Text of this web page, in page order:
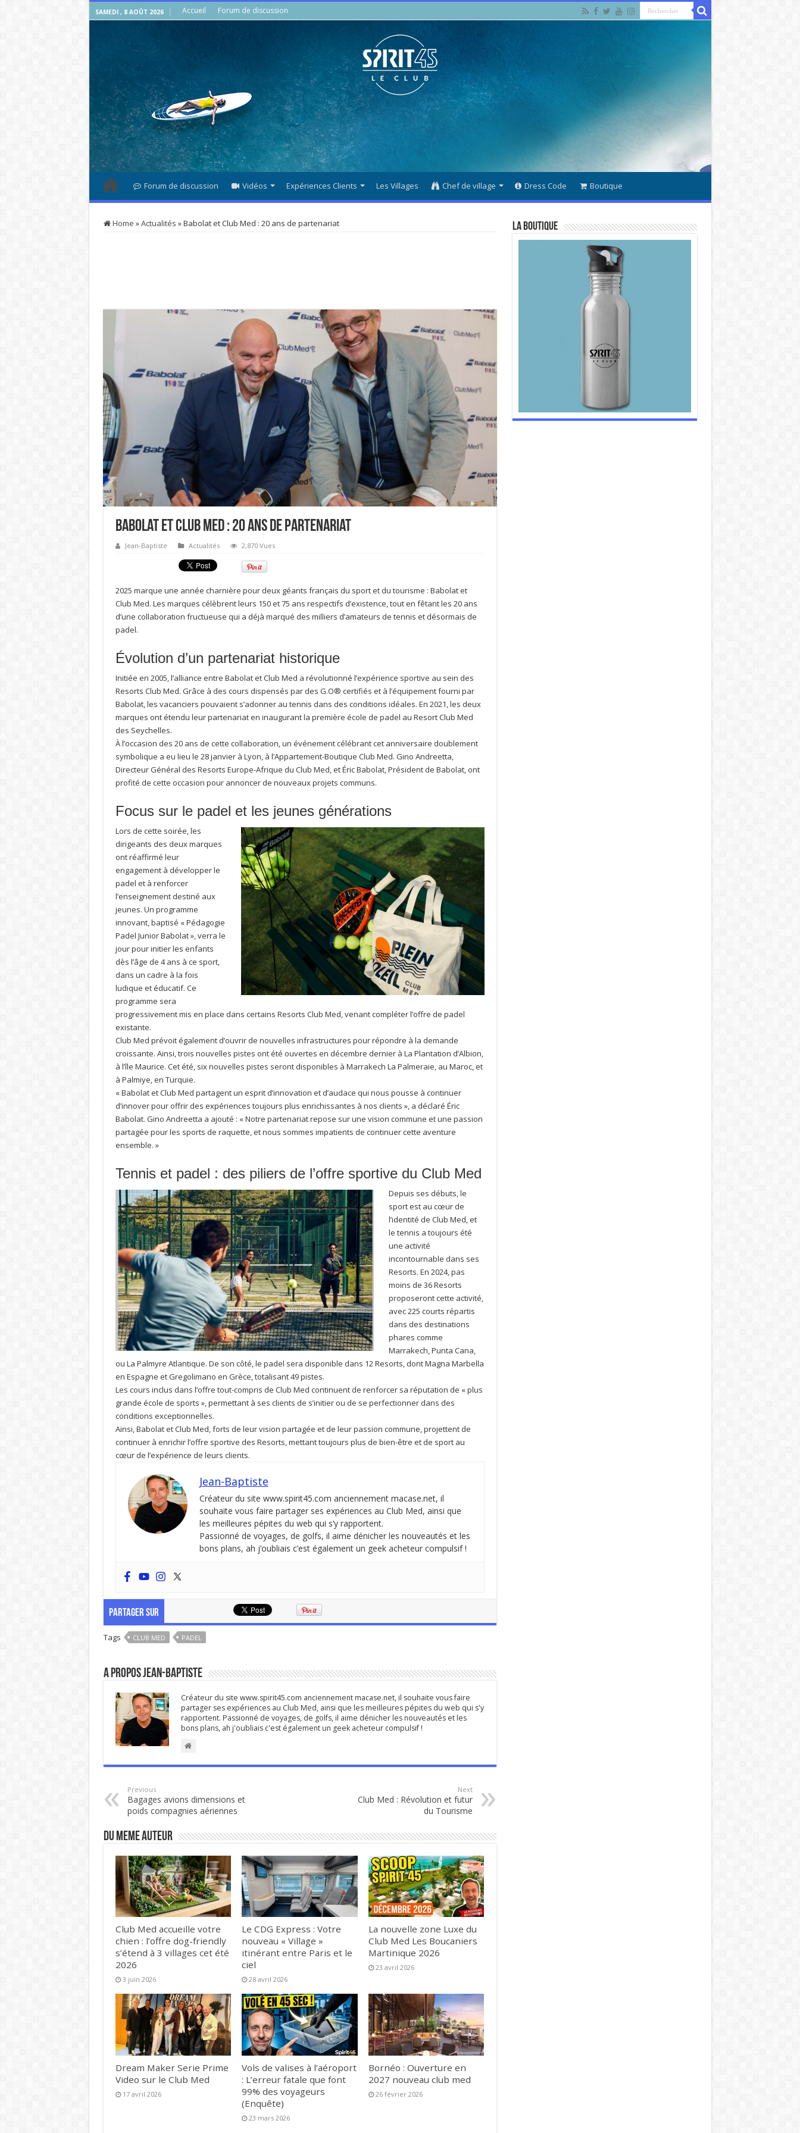
SAMEDI , 8 AOÛT 2026 Accueil Forum de discussion
Forum de discussion Vidéos Expériences Clients Les Villages Chef de village Dress Code Boutique
Home »Actualités »Babolat et Club Med : 20 ans de partenariat
Babolat et Club Med : 20 ans de partenariat
Jean-Baptiste Actualités 2,870 Vues
2025 marque une année charnière pour deux géants français du sport et du tourisme : Babolat et
Club Med. Les marques célèbrent leurs 150 et 75 ans respectifs d’existence, tout en fêtant les 20 ans
d’une collaboration fructueuse qui a déjà marqué des milliers d’amateurs de tennis et désormais de
padel.
Évolution d’un partenariat historique
Initiée en 2005, l’alliance entre Babolat et Club Med a révolutionné l’expérience sportive au sein des
Resorts Club Med. Grâce à des cours dispensés par des G.O® certifiés et à l’équipement fourni par
Babolat, les vacanciers pouvaient s’adonner au tennis dans des conditions idéales. En 2021, les deux
marques ont étendu leur partenariat en inaugurant la première école de padel au Resort Club Med
des Seychelles.
À l’occasion des 20 ans de cette collaboration, un événement célébrant cet anniversaire doublement
symbolique a eu lieu le 28 janvier à Lyon, à l’Appartement-Boutique Club Med. Gino Andreetta,
Directeur Général des Resorts Europe-Afrique du Club Med, et Éric Babolat, Président de Babolat, ont
profité de cette occasion pour annoncer de nouveaux projets communs.
Focus sur le padel et les jeunes générations
Lors de cette soirée, les
dirigeants des deux marques
ont réaffirmé leur
engagement à développer le
padel et à renforcer
l’enseignement destiné aux
jeunes. Un programme
innovant, baptisé « Pédagogie
Padel Junior Babolat », verra le
jour pour initier les enfants
dès l’âge de 4 ans à ce sport,
dans un cadre à la fois
ludique et éducatif. Ce
programme sera
progressivement mis en place dans certains Resorts Club Med, venant compléter l’offre de padel
existante.
Club Med prévoit également d’ouvrir de nouvelles infrastructures pour répondre à la demande
croissante. Ainsi, trois nouvelles pistes ont été ouvertes en décembre dernier à La Plantation d’Albion,
à l’île Maurice. Cet été, six nouvelles pistes seront disponibles à Marrakech La Palmeraie, au Maroc, et
à Palmiye, en Turquie.
« Babolat et Club Med partagent un esprit d’innovation et d’audace qui nous pousse à continuer
d’innover pour offrir des expériences toujours plus enrichissantes à nos clients », a déclaré Éric
Babolat. Gino Andreetta a ajouté : « Notre partenariat repose sur une vision commune et une passion
partagée pour les sports de raquette, et nous sommes impatients de continuer cette aventure
ensemble. »
Tennis et padel : des piliers de l’offre sportive du Club Med
Depuis ses débuts, le
sport est au cœur de
l’identité de Club Med, et
le tennis a toujours été
une activité
incontournable dans ses
Resorts. En 2024, pas
moins de 36 Resorts
proposeront cette activité,
avec 225 courts répartis
dans des destinations
phares comme
Marrakech, Punta Cana,
ou La Palmyre Atlantique. De son côté, le padel sera disponible dans 12 Resorts, dont Magna Marbella
en Espagne et Gregolimano en Grèce, totalisant 49 pistes.
Les cours inclus dans l’offre tout-compris de Club Med continuent de renforcer sa réputation de « plus
grande école de sports », permettant à ses clients de s’initier ou de se perfectionner dans des
conditions exceptionnelles.
Ainsi, Babolat et Club Med, forts de leur vision partagée et de leur passion commune, projettent de
continuer à enrichir l’offre sportive des Resorts, mettant toujours plus de bien-être et de sport au
cœur de l’expérience de leurs clients.
Jean-Baptiste
Créateur du site www.spirit45.com anciennement macase.net, il
souhaite vous faire partager ses expériences au Club Med, ainsi que
les meilleures pépites du web qui s’y rapportent.
Passionné de voyages, de golfs, il aime dénicher les nouveautés et les
bons plans, ah j’oubliais c’est également un geek acheteur compulsif !
PARTAGER SUR
Tags CLUB MED PADEL
A propos Jean-Baptiste
Créateur du site www.spirit45.com anciennement macase.net, il souhaite vous faire
partager ses expériences au Club Med, ainsi que les meilleures pépites du web qui s'y
rapportent. Passionné de voyages, de golfs, il aime dénicher les nouveautés et les
bons plans, ah j'oubliais c'est également un geek acheteur compulsif !
Previous
Bagages avions dimensions et
poids compagnies aériennes
Next
Club Med : Révolution et futur
du Tourisme
DU MEME AUTEUR
Club Med accueille votre
chien : l’offre dog-friendly
s’étend à 3 villages cet été
2026
3 juin 2026
Le CDG Express : Votre
nouveau « Village »
itinérant entre Paris et le
ciel
28 avril 2026
La nouvelle zone Luxe du
Club Med Les Boucaniers
Martinique 2026
23 avril 2026
Dream Maker Serie Prime
Video sur le Club Med
17 avril 2026
Vols de valises à l’aéroport
: L’erreur fatale que font
99% des voyageurs
(Enquête)
23 mars 2026
Bornéo : Ouverture en
2027 nouveau club med
26 février 2026
La Boutique